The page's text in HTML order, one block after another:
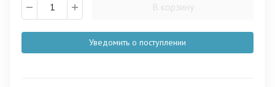
В корзину
Уведомить о поступлении